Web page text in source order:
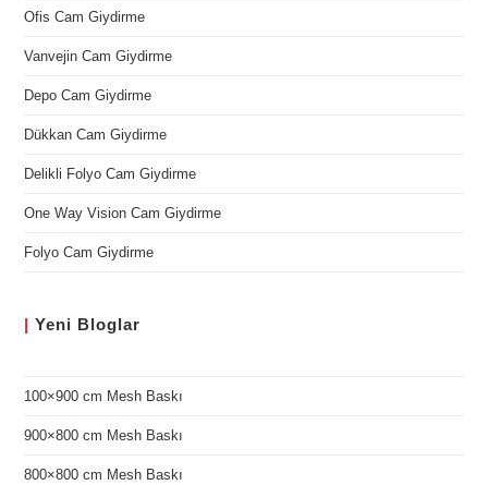
Ofis Cam Giydirme
Vanvejin Cam Giydirme
Depo Cam Giydirme
Dükkan Cam Giydirme
Delikli Folyo Cam Giydirme
One Way Vision Cam Giydirme
Folyo Cam Giydirme
| Yeni Bloglar
100×900 cm Mesh Baskı
900×800 cm Mesh Baskı
800×800 cm Mesh Baskı